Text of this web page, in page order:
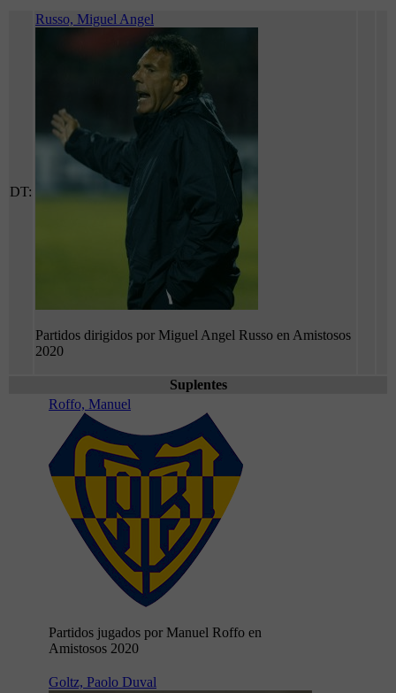
DT:
Russo, Miguel Angel
Partidos dirigidos por Miguel Angel Russo en Amistosos
2020
Suplentes
Roffo, Manuel
Partidos jugados por Manuel Roffo en
Amistosos 2020
Goltz, Paolo Duval